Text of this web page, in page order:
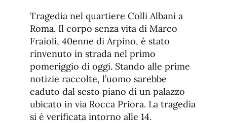
de
fuente
de
fuente.
Tragedia nel quartiere Colli Albani a
Roma. Il corpo senza vita di Marco
Fraioli, 40enne di Arpino, è stato
rinvenuto in strada nel primo
pomeriggio di oggi. Stando alle prime
notizie raccolte, l’uomo sarebbe
caduto dal sesto piano di un palazzo
ubicato in via Rocca Priora. La tragedia
si è verificata intorno alle 14.